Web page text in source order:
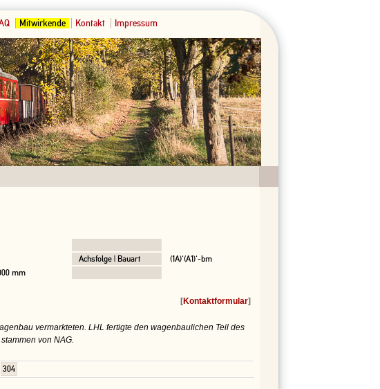
Mitwirkende Kontakt Impressum
Achsfolge | Bauart
(1A)'(A1)'-bm
mm
[Kontaktformular]
vermarkteten. LHL fertigte den wagenbaulichen Teil des
von NAG.
304